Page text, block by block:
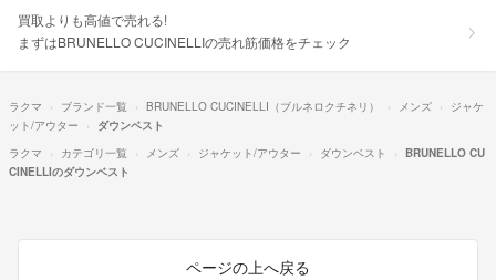
買取よりも高値で売れる!
まずはBRUNELLO CUCINELLIの売れ筋価格をチェック
ラクマ ブランド一覧 BRUNELLO CUCINELLI（ブルネロクチネリ） メンズ
ジャケ
ット/アウター
ダウンベスト
ラクマ
カテゴリ一覧 メンズ ジャケット/アウター ダウンベスト
BRUNELLO CU
CINELLIのダウンベスト
ページの上へ戻る